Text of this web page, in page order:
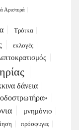
Αριστερά
Τρόικα
εκλογές
δάνεια
μνημόνιο
πρόσφυγες